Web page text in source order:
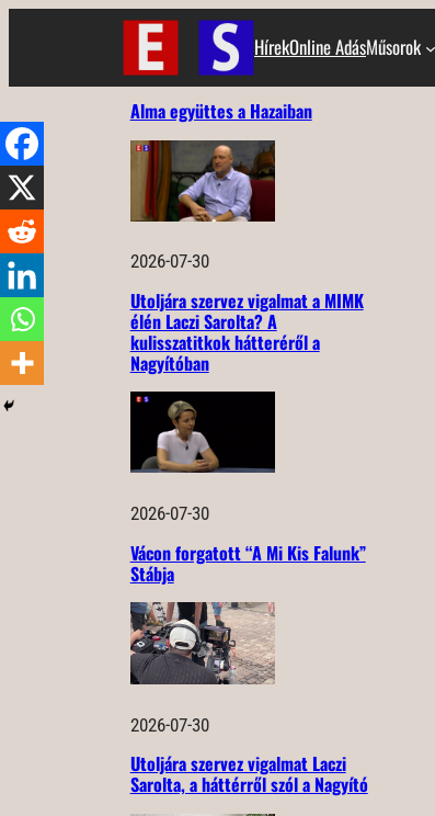
HírekOnline AdásMűsorok
Alma együttes a Hazaiban
2026-07-30
Utoljára szervez vigalmat a MIMK
élén Laczi Sarolta? A
kulisszatitkok hátteréről a
Nagyítóban
2026-07-30
Vácon forgatott “A Mi Kis Falunk”
Stábja
2026-07-30
Utoljára szervez vigalmat Laczi
Sarolta, a háttérről szól a Nagyító